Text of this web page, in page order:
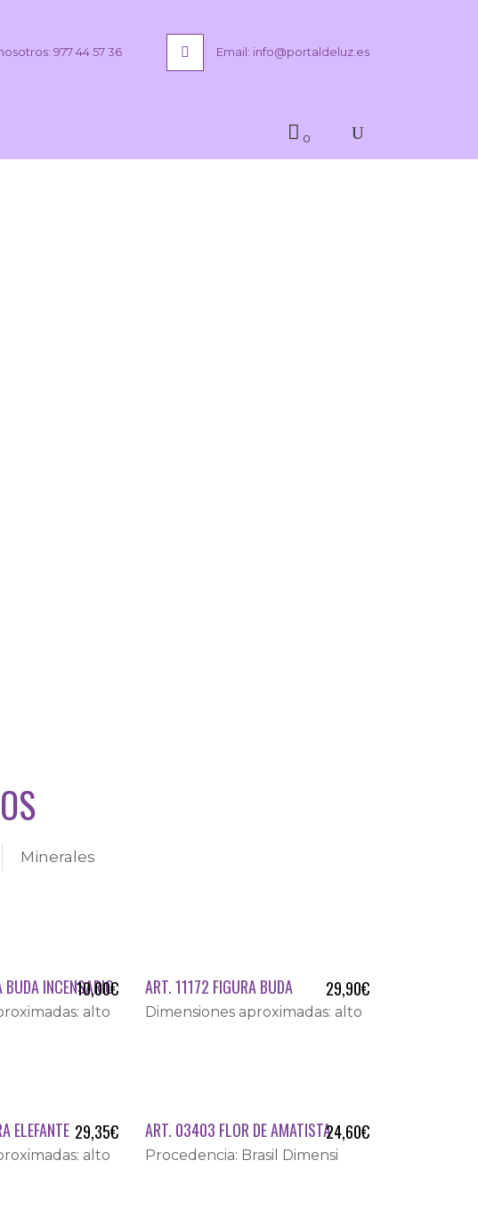
977 44 57 36 Email: info@portaldeluz.es
0
Minerales
INCENSARIO
alto
10,00€ ART. 11172 FIGURA BUDA
Dimensiones aproximadas: alto
29,90€
ELEFANTE
alto
29,35€ ART. 03403 FLOR DE AMATISTA
Procedencia: Brasil Dimensi
24,60€